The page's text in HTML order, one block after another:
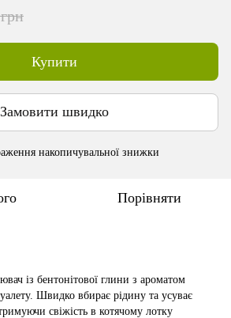
Купити
Замовити швидко
накопичувальної знижки
Порівняти
із бентонітової глини з ароматом
Швидко вбирає рідину та усуває
свіжість в котячому лотку